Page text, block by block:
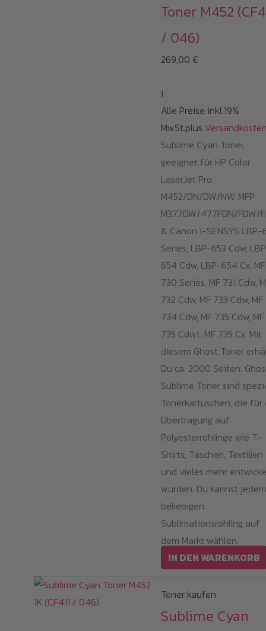
Toner M452
/ 046)
269,00 €
i
Alle Preise inkl.19%
MwSt.plus
Sublime Cyan Toner,
geeignet für HP Color
LaserJet Pro
M452/DN/DW/NW, MFP
M377DW/477FDN/FDW/
& Canon i-SENSYS
Series, LBP-653 Cdw,
654 Cdw, LBP-654 Cx, MF
730 Series, MF 731 Cdw,
732 Cdw, MF 733 Cdw, MF
734 Cdw, MF 735 Cdw, MF
735 Cdwt, MF 735 Cx. Mit
diesem Ghost Toner
Du ca. 2000 Seiten.
Sublime Toner sind
Tonerkartuschen, die für
Übertragung auf
Polyesterrohlinge wie T-
Shirts, Taschen, Textilien
und vieles mehr
wurden. Du kannst
beliebigen
Sublimationsrohling auf
dem Markt wählen.
IN DEN WARENKORB
Toner kaufen
Sublime Cyan